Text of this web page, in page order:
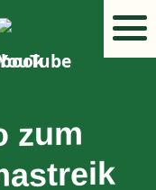
zum